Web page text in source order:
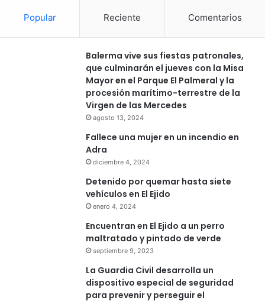
Popular Reciente Comentarios
Balerma vive sus fiestas patronales,
que culminarán el jueves con la Misa
Mayor en el Parque El Palmeral y la
procesión marítimo-terrestre de la
Virgen de las Mercedes
agosto 13, 2024
Fallece una mujer en un incendio en
Adra
diciembre 4, 2024
Detenido por quemar hasta siete
vehículos en El Ejido
enero 4, 2024
Encuentran en El Ejido a un perro
maltratado y pintado de verde
septiembre 9, 2023
La Guardia Civil desarrolla un
dispositivo especial de seguridad
para prevenir y perseguir el